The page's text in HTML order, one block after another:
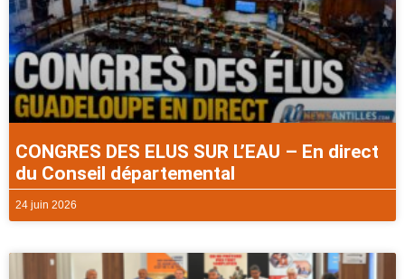
CONGRES DES ELUS SUR L’EAU – En direct
du Conseil départemental
24 juin 2026